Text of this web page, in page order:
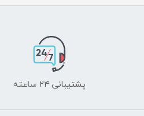
پشتیبانی ۲۴ ساعته